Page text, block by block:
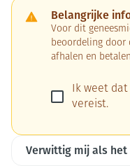
Belangrijke
Voor dit
beoordeling door
afhalen en
Ik weet
vereist.
Verwittig mij als